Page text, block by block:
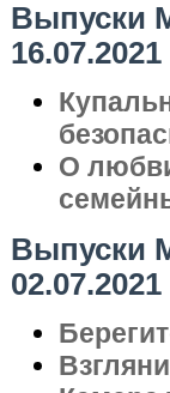
Выпуски
16.07.2021
О
Выпуски
02.07.2021